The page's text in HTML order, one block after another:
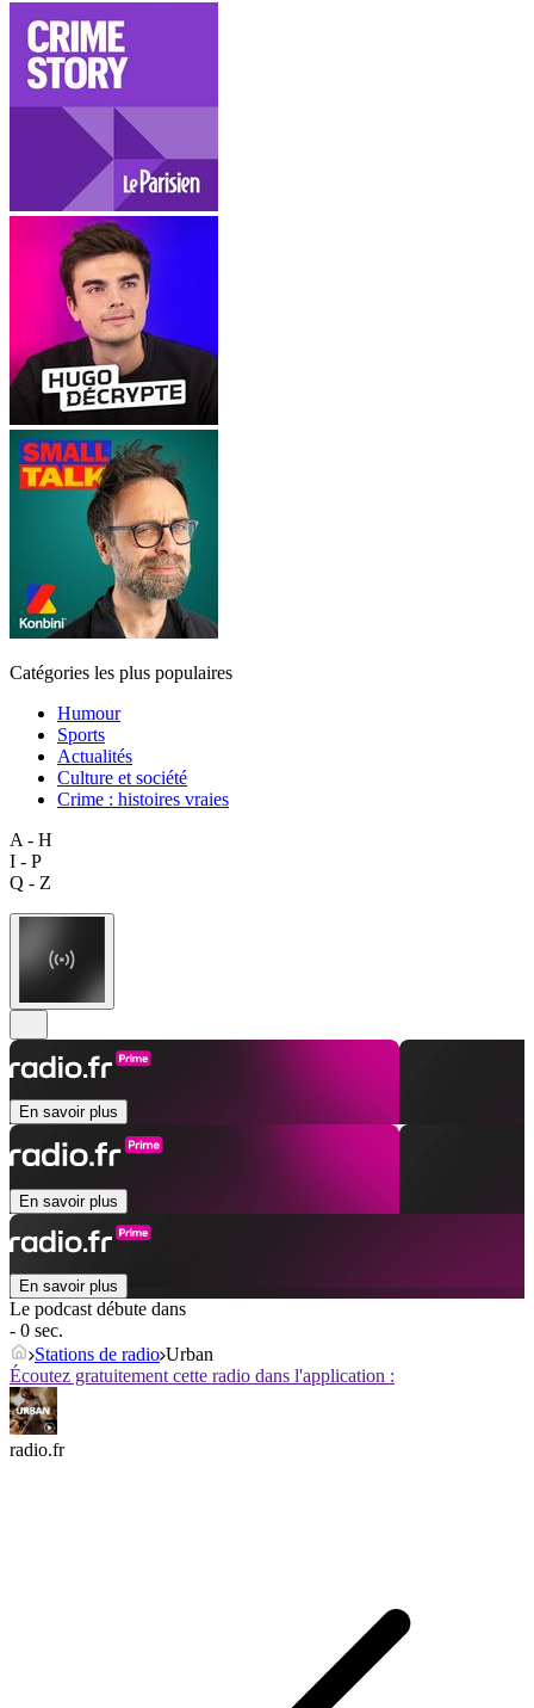
Catégories les plus populaires
Humour
Sports
Actualités
Culture et société
Crime : histoires vraies
A - H
I - P
Q - Z
En savoir plus
En savoir plus
En savoir plus
Le podcast débute dans
- 0 sec.
Stations de radio Urban
Écoutez gratuitement cette radio dans l'application :
radio.fr